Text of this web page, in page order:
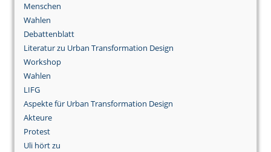
Menschen
Wahlen
Debattenblatt
Literatur zu Urban Transformation Design
Workshop
Wahlen
LIFG
Aspekte für Urban Transformation Design
Akteure
Protest
Uli hört zu